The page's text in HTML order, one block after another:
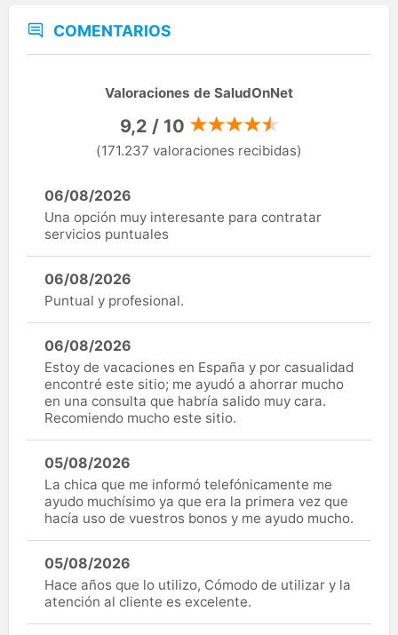
COMENTARIOS
Valoraciones de SaludOnNet
9,2 / 10
(171.237 valoraciones recibidas)
06/08/2026
Una opción muy interesante para contratar
servicios puntuales
06/08/2026
Puntual y profesional.
06/08/2026
Estoy de vacaciones en España y por casualidad
encontré este sitio; me ayudó a ahorrar mucho
en una consulta que habría salido muy cara.
Recomiendo mucho este sitio.
05/08/2026
La chica que me informó telefónicamente me
ayudo muchísimo ya que era la primera vez que
hacía uso de vuestros bonos y me ayudo mucho.
05/08/2026
Hace años que lo utilizo, Cómodo de utilizar y la
atención al cliente es excelente.